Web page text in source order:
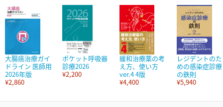
大腸癌治療ガイ
ドライン 医師用
2026年版
¥2,860
ポケット呼吸器
診療2026
¥2,200
緩和治療薬の考
え方、使い方
ver.4 4版
¥4,400
レジデントのた
めの感染症診療
の鉄則
¥5,940